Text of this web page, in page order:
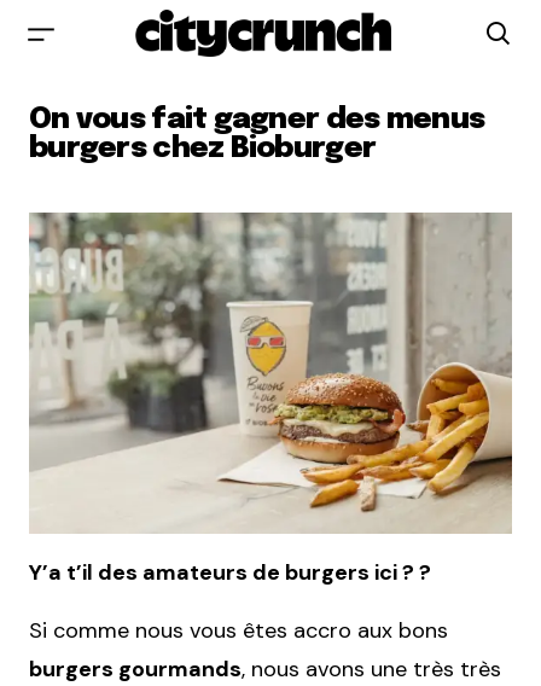
On vous fait gagner des menus
burgers chez Bioburger
Y’a t’il des amateurs de burgers ici ? ?
Si comme nous vous êtes accro aux bons
burgers gourmands, nous avons une très très